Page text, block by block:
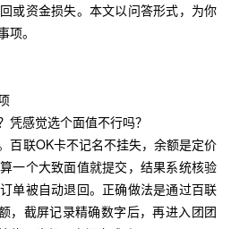
或资金损失。本文以问答形式，为你
。
凭感觉选个面值不行吗？
百联OK卡不记名不挂失，余额是定价
一个大致面值就提交，结果系统核验
单被自动退回。正确做法是通过百联
，截屏记录精确数字后，再进入团团